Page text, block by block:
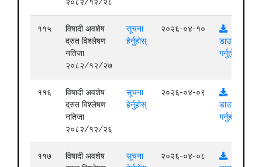
११५
विषादी अवशेष
द्रुत विश्लेषण
नतिजा
२०८२/१२/२७
सूचना
हेर्नुहोस्
२०२६-०४-१०
डाउनलोड
गर्नुहोस्
११६
विषादी अवशेष
द्रुत विश्लेषण
नतिजा
२०८२/१२/२६
सूचना
हेर्नुहोस्
२०२६-०४-०९
डाउनलोड
गर्नुहोस्
११७
विषादी अवशेष
सूचना
२०२६-०४-०८